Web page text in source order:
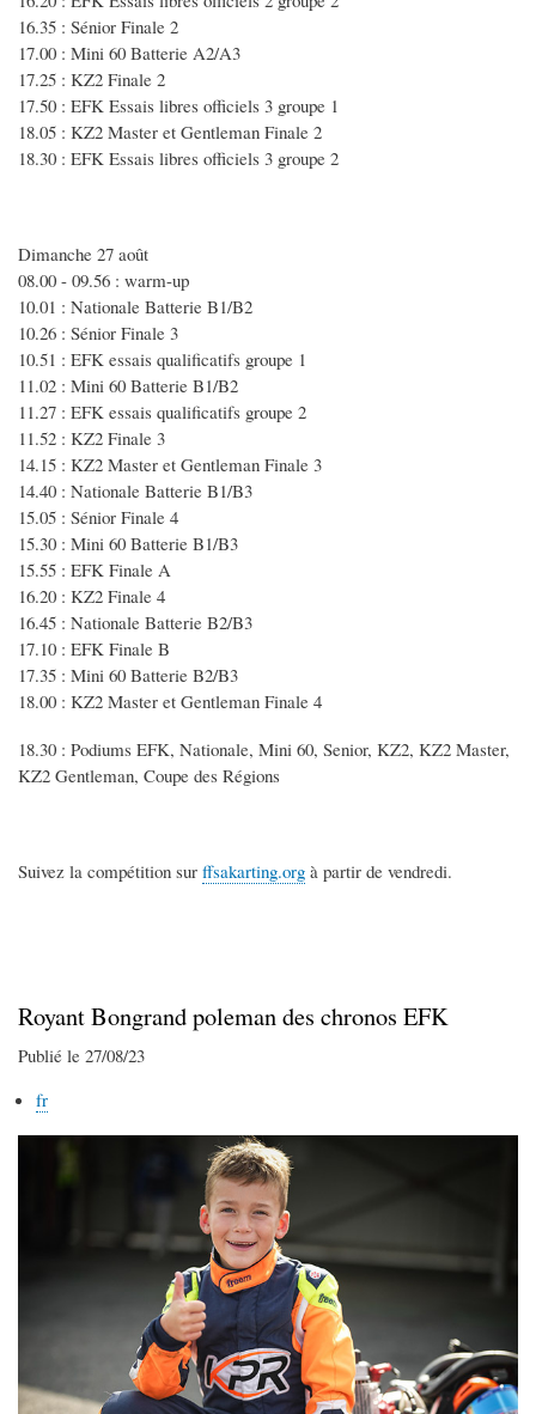
16.35 : Sénior Finale 2
17.00 : Mini 60 Batterie A2/A3
17.25 : KZ2 Finale 2
17.50 : EFK Essais libres officiels 3 groupe 1
18.05 : KZ2 Master et Gentleman Finale 2
18.30 : EFK Essais libres officiels 3 groupe 2
Dimanche 27 août
08.00 - 09.56 : warm-up
10.01 : Nationale Batterie B1/B2
10.26 : Sénior Finale 3
10.51 : EFK essais qualificatifs groupe 1
11.02 : Mini 60 Batterie B1/B2
11.27 : EFK essais qualificatifs groupe 2
11.52 : KZ2 Finale 3
14.15 : KZ2 Master et Gentleman Finale 3
14.40 : Nationale Batterie B1/B3
15.05 : Sénior Finale 4
15.30 : Mini 60 Batterie B1/B3
15.55 : EFK Finale A
16.20 : KZ2 Finale 4
16.45 : Nationale Batterie B2/B3
17.10 : EFK Finale B
17.35 : Mini 60 Batterie B2/B3
18.00 : KZ2 Master et Gentleman Finale 4
18.30 : Podiums EFK, Nationale, Mini 60, Senior, KZ2, KZ2 Master,
KZ2 Gentleman, Coupe des Régions
Suivez la compétition sur ffsakarting.org à partir de vendredi.
Royant Bongrand poleman des chronos EFK
Publié le 27/08/23
fr